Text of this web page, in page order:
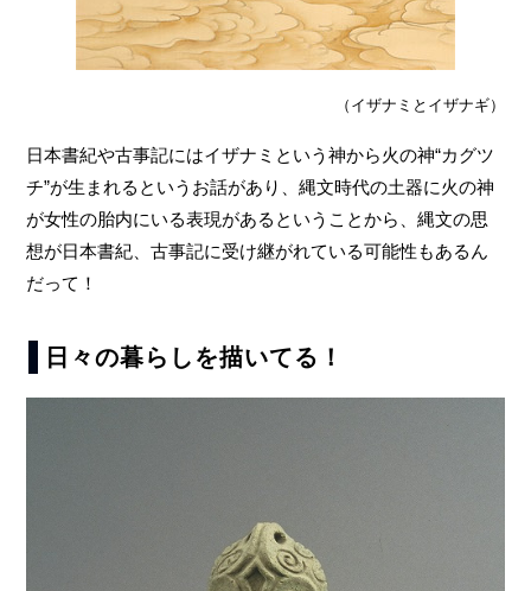
（イザナミとイザナギ）
日本書紀や古事記にはイザナミという神から火の神“カグツ
チ”が生まれるというお話があり、縄文時代の土器に火の神
が女性の胎内にいる表現があるということから、縄文の思
想が日本書紀、古事記に受け継がれている可能性もあるん
だって！
日々の暮らしを描いてる！